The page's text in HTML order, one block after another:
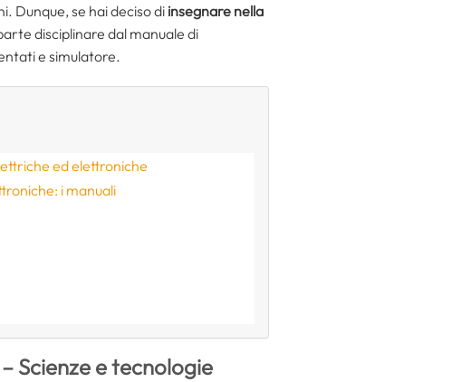
Dunque, se hai deciso di insegnare nella
disciplinare dal manuale di
e simulatore.
ed elettroniche
i manuali
Scienze e tecnologie